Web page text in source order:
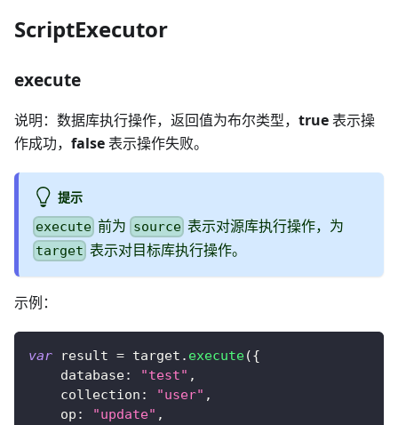
ScriptExecutor
execute
说明：数据库执行操作，返回值为布尔类型， true表示操
作成功， false表示操作失败。
提示
execute 前为 source表示对源库执行操作，为
target 表示对目标库执行操作。
示例：
var result = target . execute({
database: "test" ,
collection : "user" ,
op : "update" ,